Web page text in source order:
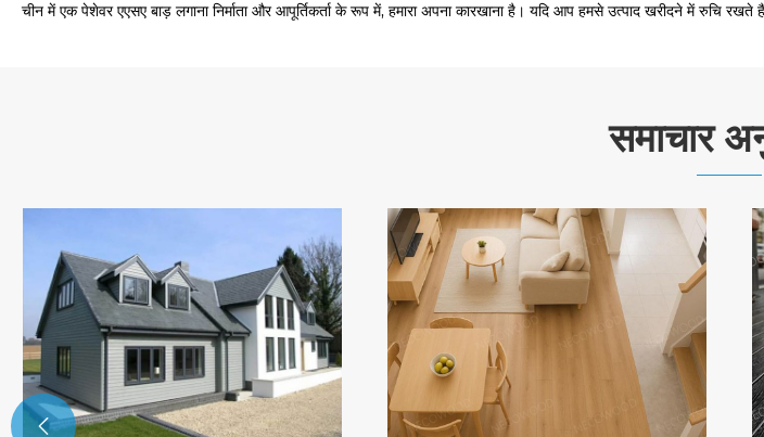
चीन में एक पेशेवर एएसए बाड़ लगाना निर्माता और आपूर्तिकर्ता के रूप में, हमारा अपना कारखाना है। यदि आप हमसे उत्पाद खरीदने में रुचि
समाचार
